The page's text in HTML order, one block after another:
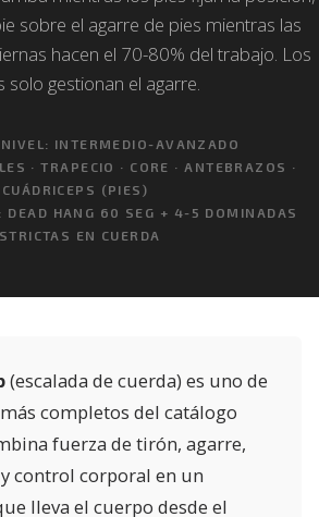
sobre el agarre de pies mientras las
hacen el 70-80% del trabajo. Los
solo gestionan el agarre.
NIVEL: INTERMEDIO-AVANZADO
· TRAPECIO · CORE · ANTEBRAZOS ·
CUÁDRICEPS (PIES)
DEAD HANG 60 SEG + 4-5 DOMINADAS
EN CUERDA
(escalada de cuerda) es uno de
completos del catálogo
fuerza de tirón, agarre,
control corporal en un
lleva el cuerpo desde el